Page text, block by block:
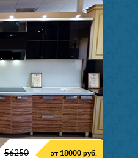
56250 от 18000 руб.